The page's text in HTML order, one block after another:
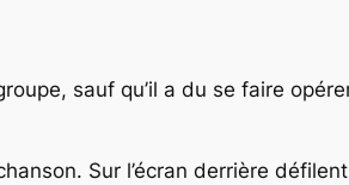
sauf qu’il a du se faire
Sur l’écran derrière